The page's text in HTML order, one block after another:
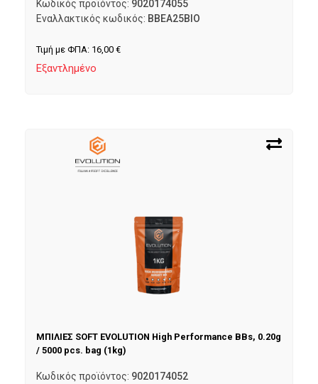
Κωδικός προϊόντος: 9020174055
Εναλλακτικός κωδικός: BBEA25BIO
Τιμή με ΦΠΑ: 16,00 €
Εξαντλημένο
ΜΠΙΛΙΕΣ SOFT EVOLUTION High Performance BBs, 0.20g
/ 5000 pcs. bag (1kg)
Κωδικός προϊόντος: 9020174052